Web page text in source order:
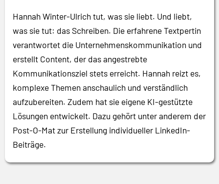
Hannah Winter-Ulrich tut, was sie liebt. Und liebt,
was sie tut: das Schreiben. Die erfahrene Textpertin
verantwortet die Unternehmenskommunikation und
erstellt Content, der das angestrebte
Kommunikationsziel stets erreicht. Hannah reizt es,
komplexe Themen anschaulich und verständlich
aufzubereiten. Zudem hat sie eigene KI-gestützte
Lösungen entwickelt. Dazu gehört unter anderem der
Post-O-Mat zur Erstellung individueller LinkedIn-
Beiträge.